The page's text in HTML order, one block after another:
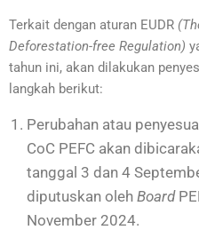
Terkait dengan aturan EUDR
Deforestation-free Regulation)
tahun ini, akan dilakukan
langkah berikut:
Perubahan atau
CoC PEFC akan
tanggal 3 dan 4
diputuskan oleh Board
November 2024.